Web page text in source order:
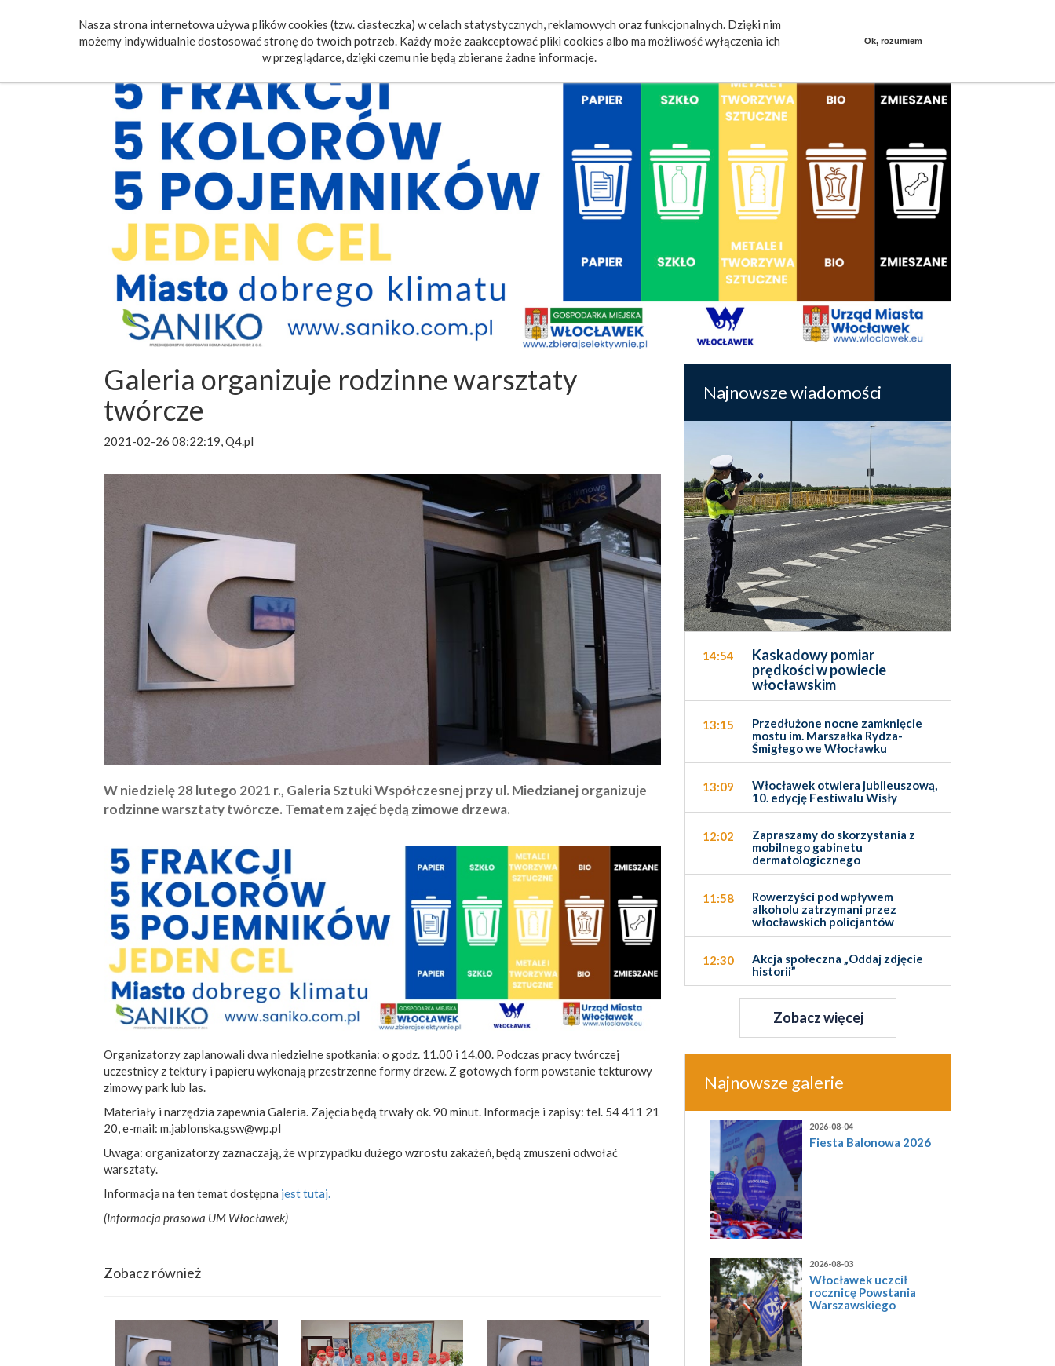
Nasza strona internetowa używa plików cookies (tzw. ciasteczka) w celach statystycznych, reklamowych oraz funkcjonalnych. Dzięki nim
możemy indywidualnie dostosować stronę do twoich potrzeb. Każdy może zaakceptować pliki cookies albo ma możliwość wyłączenia ich
w przeglądarce, dzięki czemu nie będą zbierane żadne informacje.
Ok, rozumiem
Poczta Wydarzenia Ogłoszenia Video Fotorelacje Mieszkańcy mówią
Galeria organizuje rodzinne warsztaty
twórcze
2021-02-26 08:22:19, Q4.pl
W niedzielę 28 lutego 2021 r., Galeria Sztuki Współczesnej przy ul. Miedzianej organizuje
rodzinne warsztaty twórcze. Tematem zajęć będą zimowe drzewa.
Organizatorzy zaplanowali dwa niedzielne spotkania: o godz. 11.00 i 14.00. Podczas pracy twórczej
uczestnicy z tektury i papieru wykonają przestrzenne formy drzew. Z gotowych form powstanie tekturowy
zimowy park lub las.
Materiały i narzędzia zapewnia Galeria. Zajęcia będą trwały ok. 90 minut. Informacje i zapisy: tel. 54 411 21
20, e-mail: m.jablonska.gsw@wp.pl
Uwaga: organizatorzy zaznaczają, że w przypadku dużego wzrostu zakażeń, będą zmuszeni odwołać
warsztaty.
Informacja na ten temat dostępna jest tutaj.
(Informacja prasowa UM Włocławek)
Zobacz również
Najnowsze wiadomości
14:54
Kaskadowy pomiar
prędkości w powiecie
włocławskim
13:15
Przedłużone nocne zamknięcie
mostu im. Marszałka Rydza-
Śmigłego we Włocławku
13:09
Włocławek otwiera jubileuszową,
10. edycję Festiwalu Wisły
12:02
Zapraszamy do skorzystania z
mobilnego gabinetu
dermatologicznego
11:58
Rowerzyści pod wpływem
alkoholu zatrzymani przez
włocławskich policjantów
12:30
Akcja społeczna „Oddaj zdjęcie
historii”
Zobacz więcej
Najnowsze galerie
2026-08-04
Fiesta Balonowa 2026
2026-08-03
Włocławek uczcił
rocznicę Powstania
Warszawskiego